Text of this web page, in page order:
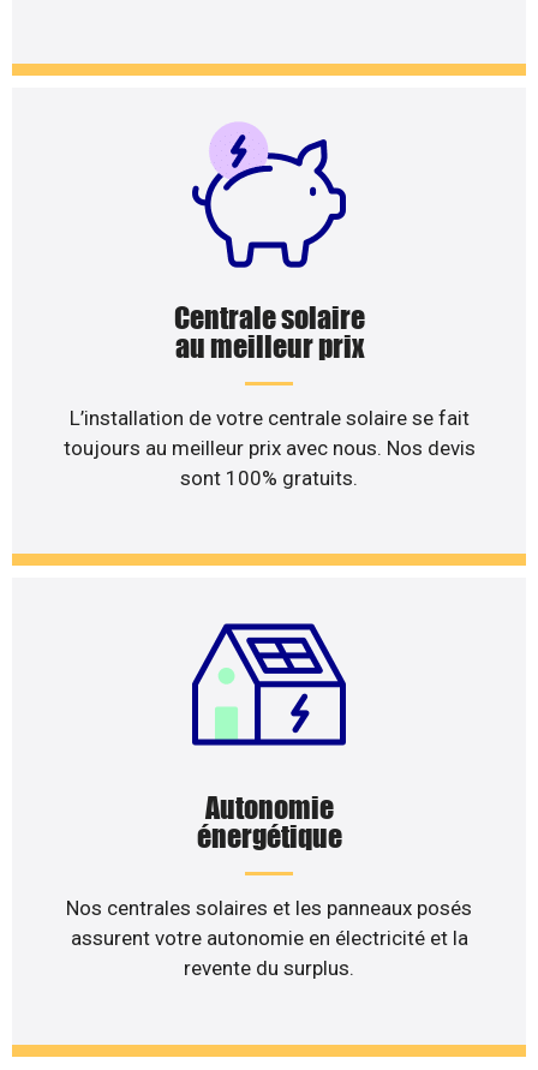
Centrale solaire
au meilleur prix
L’installation de votre centrale solaire se fait
toujours au meilleur prix avec nous. Nos devis
sont 100% gratuits.
Autonomie
énergétique
Nos centrales solaires et les panneaux posés
assurent votre autonomie en électricité et la
revente du surplus.